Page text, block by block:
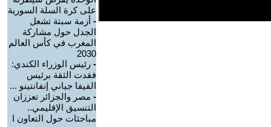
على كرة السلة السورية
- أزمة سبتة تشعل
الجدل حول مشاركة
المغرب في كأس العالم
2030
- رئيس الوزراء الكندي:
فقدت الثقة برئيس
الفيفا جياني إنفانتينو ...
- مصر والجزائر تعززان
التنسيق الإقليمي..
مباحثات حول التعاون ا